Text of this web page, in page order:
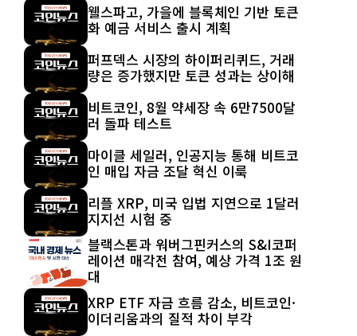
웰스파고, 가을에 블록체인 기반 토큰
화 예금 서비스 출시 계획
퍼프덱스 시장의 하이퍼리퀴드, 거래
량은 증가했지만 토큰 성과는 상이해
비트코인, 8월 약세장 속 6만7500달
러 돌파 테스트
마이클 세일러, 인공지능 통해 비트코
인 매입 자금 조달 혁신 이룩
리플 XRP, 미국 입법 지연으로 1달러
지지선 시험 중
블랙스톤과 워버그핀커스의 S&I코퍼
레이션 매각전 참여, 예상 가격 1조 원
대
XRP ETF 자금 흐름 감소, 비트코인·
이더리움과의 질적 차이 부각